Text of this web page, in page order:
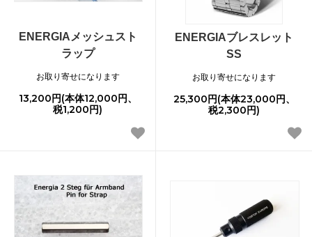
ENERGIAメッシュスト
ラップ
お取り寄せになります
13,200円(本体12,000円、
税1,200円)
ENERGIAブレスレット
SS
お取り寄せになります
25,300円(本体23,000円、
税2,300円)